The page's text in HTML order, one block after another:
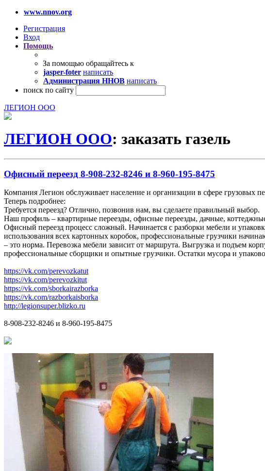
www.nnov.org
Регистрация
Вход
Помощь
За помощью обращайтесь к
jasper-foter написать
Администрация ННОВ написать
поиск по сайту
ЛЕГИОН ООО
ЛЕГИОН ООО: заказать газель
Офисный переезд 8-908-232-8246 и 8-960-195-8475
Компания Легион обслуживает население и организации в сфере грузовых
Теперь подробнее:
Требуется переезд? Отлично, позвонив нам, вы сделаете правильный выбор.
Наш профиль – квартирные переезды, офисные переезды, дачные,
Офисный переезд процесс сложный. Начинается с разборки мебели и
использования всех картонных коробок, профессиональные грузчики
– это норма. Перевозка мебели зависит от маршрута. Выгрузка и подъем
профессиональные сборщики и опытные грузчики. Остатки мусора и
https://vk.com/perevozkatut
https://vk.com/perevozkitut
https://vk.com/sborkairazborka
https://vk.com/razborkaisborka
http://legionsuper.blizko.ru
8-908-232-8246 и 8-960-195-8475